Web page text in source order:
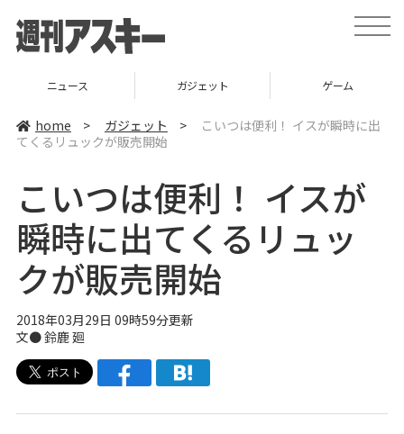
t
o
a
v
ニュース ガジェット ゲーム
home > ガジェット >
こいつは便利！ イスが瞬時に出
てくるリュックが販売開始
こいつは便利！ イスが
瞬時に出てくるリュッ
クが販売開始
2018年03月29日 09時59分更新
文● 鈴鹿 廻